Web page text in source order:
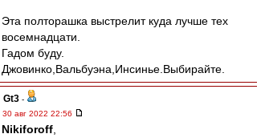
Эта полторашка выстрелит куда лучше тех
восемнадцати.
Гадом буду.
Джовинко,Вальбуэна,Инсинье.Выбирайте.
Gt3 -
30 авг 2022 22:56
Nikiforoff